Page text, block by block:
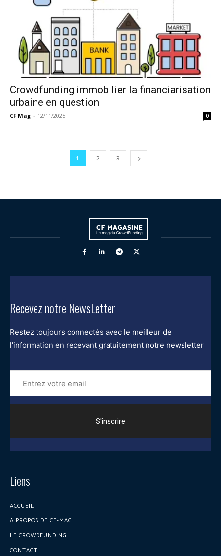
Crowdfunding immobilier la financiarisation
urbaine en question
CF Mag - 12/11/2025 0
1 2 3
Recevez notre NewsLetter
Restez toujours connectés avec le meilleur de
l'information en recevant gratuitement notre newsletter
Entrez
votre
email
Liens
ACCUEIL
A PROPOS DE CF-MAG
LE CROWDFUNDING
CONTACT